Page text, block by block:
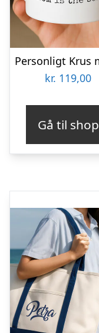
kr. 119,00
Gå til shop